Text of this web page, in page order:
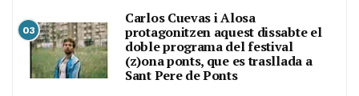
03
Carlos Cuevas i Alosa
protagonitzen aquest dissabte el
doble programa del festival
(z)ona ponts, que es trasllada a
Sant Pere de Ponts